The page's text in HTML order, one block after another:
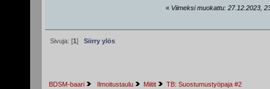
« Viimeksi muokattu: 27.12.2023,
Sivuja: [1] Siirry ylös
BDSM-baari Ilmoitustaulu Miitit TB: Suostumustyöpaja #2